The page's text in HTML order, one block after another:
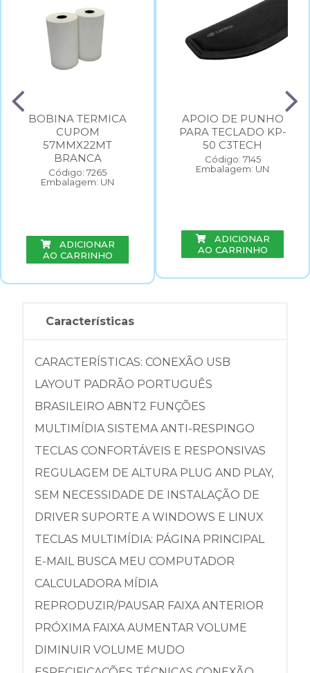
BOBINA TERMICA
CUPOM
57MMX22MT
BRANCA
Código: 7265
Embalagem: UN
ADICIONAR
AO CARRINHO
APOIO DE PUNHO
PARA TECLADO KP-
50 C3TECH
Código: 7145
Embalagem: UN
ADICIONAR
AO CARRINHO
Características
CARACTERÍSTICAS: CONEXÃO USB
LAYOUT PADRÃO PORTUGUÊS
BRASILEIRO ABNT2 FUNÇÕES
MULTIMÍDIA SISTEMA ANTI-RESPINGO
TECLAS CONFORTÁVEIS E RESPONSIVAS
REGULAGEM DE ALTURA PLUG AND PLAY,
SEM NECESSIDADE DE INSTALAÇÃO DE
DRIVER SUPORTE A WINDOWS E LINUX
TECLAS MULTIMÍDIA: PÁGINA PRINCIPAL
E-MAIL BUSCA MEU COMPUTADOR
CALCULADORA MÍDIA
REPRODUZIR/PAUSAR FAIXA ANTERIOR
PRÓXIMA FAIXA AUMENTAR VOLUME
DIMINUIR VOLUME MUDO